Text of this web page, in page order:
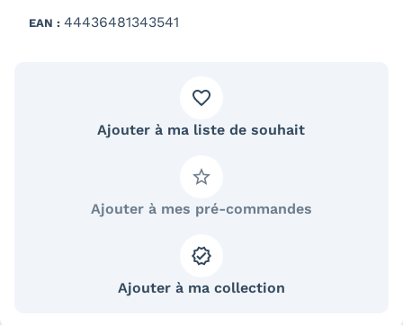
EAN : 44436481343541
Ajouter à ma liste de souhait
Ajouter à mes pré-commandes
Ajouter à ma collection